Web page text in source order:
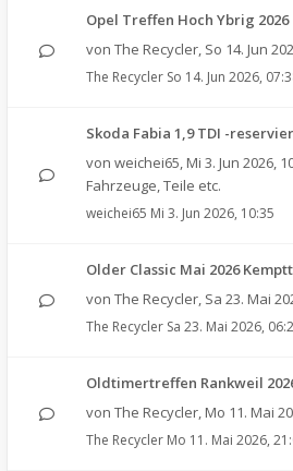
Opel Treffen Hoch Ybrig 2026
von The Recycler, So 14. Jun
The Recycler So 14. Jun 2026,
Skoda Fabia 1,9 TDI -
von weichei65, Mi 3. Jun 2026,
Fahrzeuge, Teile etc.
weichei65 Mi 3. Jun 2026, 10:35
Older Classic Mai 2026
von The Recycler, Sa 23. Mai
The Recycler Sa 23. Mai 2026,
Oldtimertreffen Rankweil
von The Recycler, Mo 11. Mai
The Recycler Mo 11. Mai 2026,